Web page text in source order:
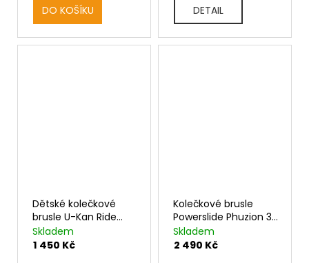
DO KOŠÍKU DETAIL
Dětské kolečkové
brusle U-Kan Ride
Blade and Walk
Skladem
1 450 Kč
Kolečkové brusle
Powerslide Phuzion 3
Blade and Walk Pure
Skladem
2 490 Kč